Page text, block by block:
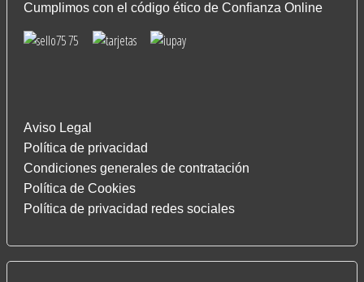
Cumplimos con el código ético de Confianza Online
Aviso Legal
Política de privacidad
Condiciones generales de contratación
Política de Cookies
Política de privacidad redes sociales